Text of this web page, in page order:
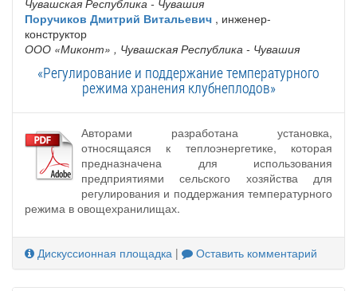
Поручиков Дмитрий Витальевич , инженер-
конструктор
ООО «Миконт» , Чувашская Республика - Чувашия
«Регулирование и поддержание температурного
режима хранения клубнеплодов»
Авторами разработана установка,
относящаяся к теплоэнергетике, которая
предназначена для использования
предприятиями сельского хозяйства для
регулирования и поддержания температурного
режима в овощехранилищах.
Дискуссионная площадка | Оставить комментарий